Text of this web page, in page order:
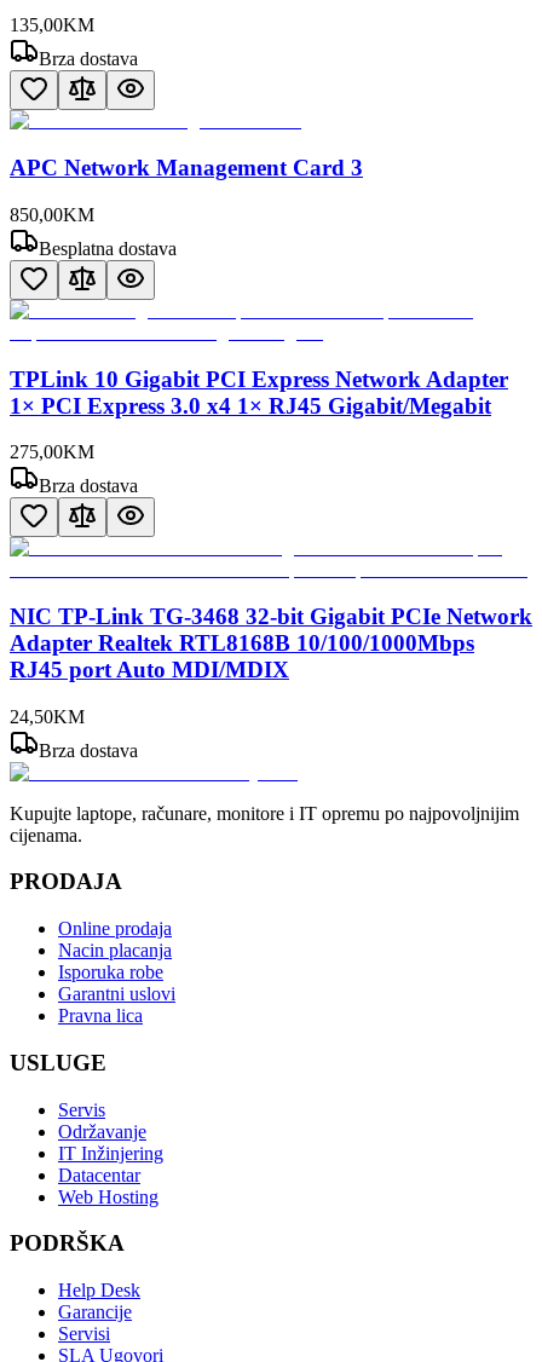
135,00KM
Brza dostava
APC Network Management Card 3
850,00KM
Besplatna dostava
TPLink 10 Gigabit PCI Express Network Adapter
1× PCI Express 3.0 x4 1× RJ45 Gigabit/Megabit
275,00KM
Brza dostava
NIC TP-Link TG-3468 32-bit Gigabit PCIe Network
Adapter Realtek RTL8168B 10/100/1000Mbps
RJ45 port Auto MDI/MDIX
24,50KM
Brza dostava
Kupujte laptope, računare, monitore i IT opremu po najpovoljnijim
cijenama.
PRODAJA
Online prodaja
Nacin placanja
Isporuka robe
Garantni uslovi
Pravna lica
USLUGE
Servis
Održavanje
IT Inžinjering
Datacentar
Web Hosting
PODRŠKA
Help Desk
Garancije
Servisi
SLA Ugovori